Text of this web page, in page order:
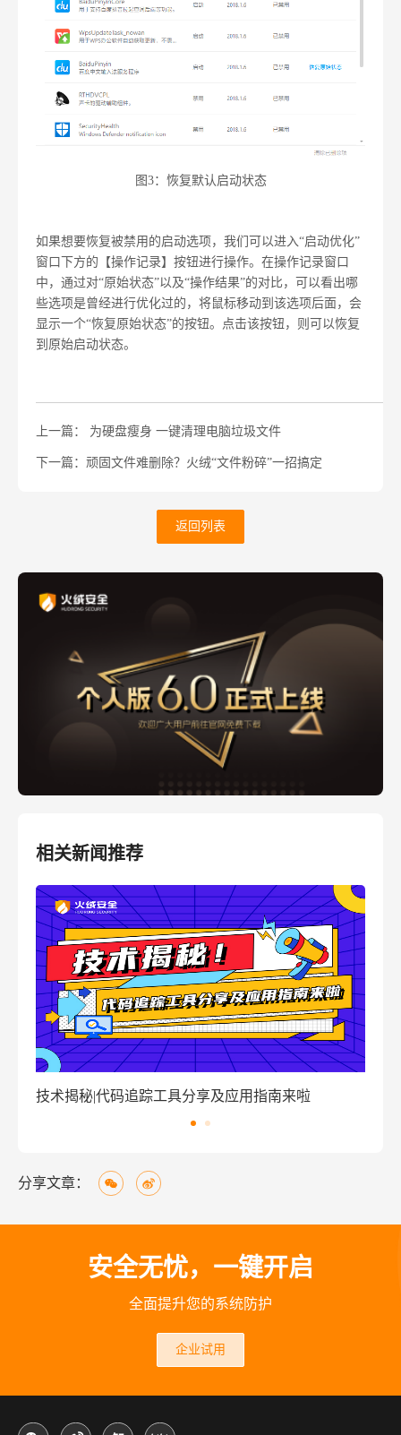
图3：恢复默认启动状态
如果想要恢复被禁用的启动选项，我们可以进入“启动优化”
窗口下方的【操作记录】按钮进行操作。在操作记录窗口
中，通过对“原始状态”以及“操作结果”的对比，可以看出哪
些选项是曾经进行优化过的，将鼠标移动到该选项后面，会
显示一个“恢复原始状态”的按钮。点击该按钮，则可以恢复
到原始启动状态。
上一篇： 为硬盘瘦身 一键清理电脑垃圾文件
下一篇：顽固文件难删除？火绒“文件粉碎”一招搞定
返回列表
相关新闻推荐
技术揭秘|代码追踪工具分享及应用指南来啦
分享文章：
安全无忧，一键开启
全面提升您的系统防护
企业试用